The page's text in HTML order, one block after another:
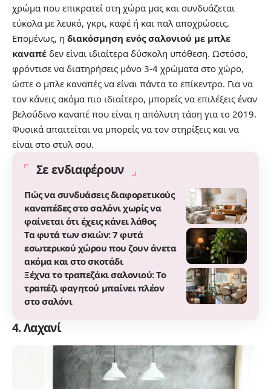
χρώμα που επικρατεί στη χώρα μας και συνδυάζεται
εύκολα με λευκό, γκρι, καφέ ή και παλ αποχρώσεις.
Επομένως, η διακόσμηση ενός σαλονιού με μπλε
καναπέ δεν είναι ιδιαίτερα δύσκολη υπόθεση. Ωστόσο,
φρόντισε να διατηρήσεις μόνο 3-4 χρώματα στο χώρο,
ώστε ο μπλε καναπές να είναι πάντα το επίκεντρο. Για να
τον κάνεις ακόμα πιο ιδιαίτερο, μπορείς να επιλέξεις έναν
βελούδινο καναπέ που είναι η απόλυτη τάση για το 2019.
Φυσικά απαιτείται να μπορείς να τον στηρίξεις και να
είναι στο στυλ σου.
Σε ενδιαφέρουν
Πώς να συνδυάσεις διαφορετικούς
καναπέδες στο σαλόνι χωρίς να
φαίνεται ότι έχεις κάνει λάθος
Τα φυτά των σκιών: 7 φυτά
εσωτερικού χώρου που ζουν άνετα
ακόμα και στο σκοτάδι
Ξέχνα το τραπεζάκι σαλονιού: Το
τραπέζι φαγητού μπαίνει πλέον
στο σαλόνι
4. Λαχανί